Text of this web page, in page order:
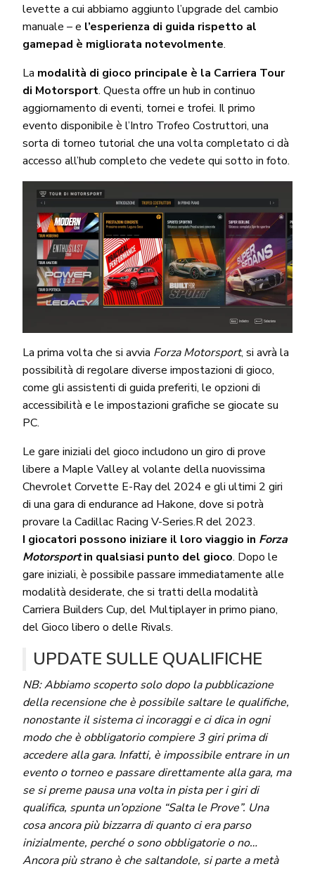
levette a cui abbiamo aggiunto l’upgrade del cambio
manuale – e l’esperienza di guida rispetto al
gamepad è migliorata notevolmente.
La modalità di gioco principale è la Carriera Tour
di Motorsport. Questa offre un hub in continuo
aggiornamento di eventi, tornei e trofei. Il primo
evento disponibile è l’Intro Trofeo Costruttori, una
sorta di torneo tutorial che una volta completato ci dà
accesso all’hub completo che vedete qui sotto in foto.
La prima volta che si avvia Forza Motorsport, si avrà la
possibilità di regolare diverse impostazioni di gioco,
come gli assistenti di guida preferiti, le opzioni di
accessibilità e le impostazioni grafiche se giocate su
PC.
Le gare iniziali del gioco includono un giro di prove
libere a Maple Valley al volante della nuovissima
Chevrolet Corvette E-Ray del 2024 e gli ultimi 2 giri
di una gara di endurance ad Hakone, dove si potrà
provare la Cadillac Racing V-Series.R del 2023.
I giocatori possono iniziare il loro viaggio in Forza
Motorsportin qualsiasi punto del gioco. Dopo le
gare iniziali, è possibile passare immediatamente alle
modalità desiderate, che si tratti della modalità
Carriera Builders Cup, del Multiplayer in primo piano,
del Gioco libero o delle Rivals.
UPDATE SULLE QUALIFICHE
NB: Abbiamo scoperto solo dopo la pubblicazione
della recensione che è possibile saltare le qualifiche,
nonostante il sistema ci incoraggi e ci dica in ogni
modo che è obbligatorio compiere 3 giri prima di
accedere alla gara. Infatti, è impossibile entrare in un
evento o torneo e passare direttamente alla gara, ma
se si preme pausa una volta in pista per i giri di
qualifica, spunta un’opzione “Salta le Prove”. Una
cosa ancora più bizzarra di quanto ci era parso
inizialmente, perché o sono obbligatorie o no…
Ancora più strano è che saltandole, si parte a metà